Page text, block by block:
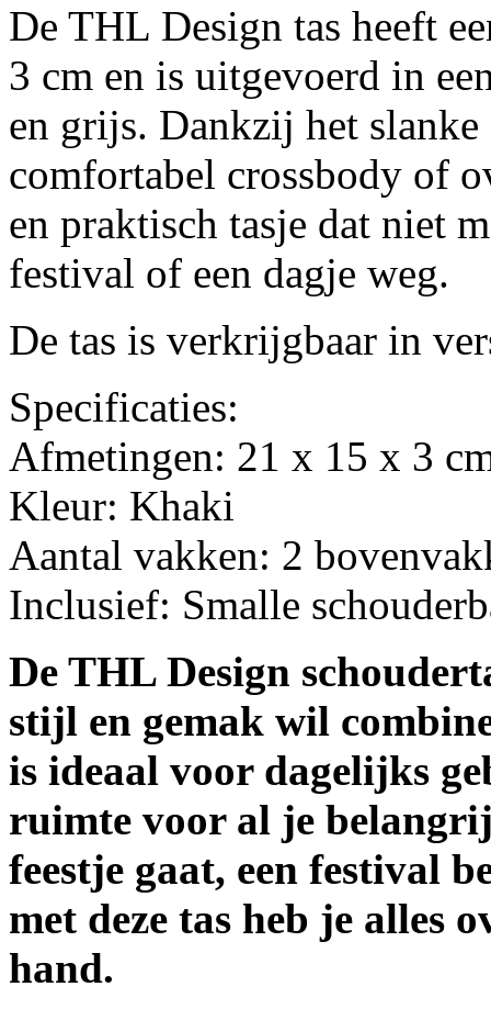
De THL Design tas heeft
3 cm en is uitgevoerd in
en grijs. Dankzij het
comfortabel crossbody of
en praktisch tasje dat niet
festival of een dagje weg.
De tas is verkrijgbaar in
Specificaties:
Afmetingen: 21 x 15 x 3
Kleur: Khaki
Aantal vakken: 2
Inclusief: Smalle
De THL Design
stijl en gemak wil
is ideaal voor dagelijks
ruimte voor al je
feestje gaat, een festival
met deze tas heb je alles
hand.